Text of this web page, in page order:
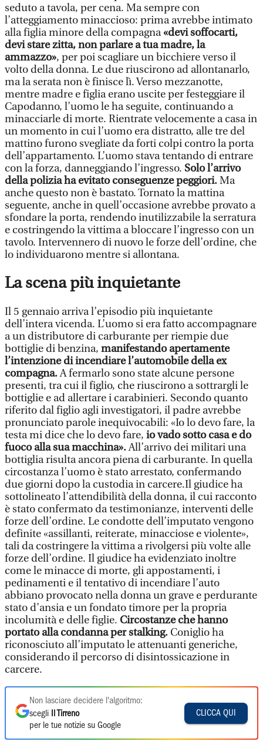
seduto a tavola, per cena. Ma sempre con
l’atteggiamento minaccioso: prima avrebbe intimato
alla figlia minore della compagna«devi soffocarti,
devi stare zitta, non parlare a tua madre, la
ammazzo», per poi scagliare un bicchiere verso il
volto della donna. Le due riuscirono ad allontanarlo,
ma la serata non è finisce lì. Verso mezzanotte,
mentre madre e figlia erano uscite per festeggiare il
Capodanno, l’uomo le ha seguite, continuando a
minacciarle di morte. Rientrate velocemente a casa in
un momento in cui l’uomo era distratto, alle tre del
mattino furono svegliate da forti colpi contro la porta
dell’appartamento. L’uomo stava tentando di entrare
con la forza, danneggiando l’ingresso. Solo l’arrivo
della polizia ha evitato conseguenze peggiori.Ma
anche questo non è bastato. Tornato la mattina
seguente, anche in quell’occasione avrebbe provato a
sfondare la porta, rendendo inutilizzabile la serratura
e costringendo la vittima a bloccare l’ingresso con un
tavolo. Intervennero di nuovo le forze dell’ordine, che
lo individuarono mentre si allontana.
La scena più inquietante
Il 5 gennaio arriva l’episodio più inquietante
dell’intera vicenda. L’uomo si era fatto accompagnare
a un distributore di carburante per riempie due
bottiglie di benzina, manifestando apertamente
l’intenzione di incendiare l’automobile della ex
compagna.A fermarlo sono state alcune persone
presenti, tra cui il figlio, che riuscirono a sottrargli le
bottiglie e ad allertare i carabinieri. Secondo quanto
riferito dal figlio agli investigatori, il padre avrebbe
pronunciato parole inequivocabili: «Io lo devo fare, la
testa mi dice che lo devo fare, io vado sotto casa e do
fuoco alla sua macchina».All’arrivo dei militari una
bottiglia risulta ancora piena di carburante. In quella
circostanza l’uomo è stato arrestato, confermando
due giorni dopo la custodia in carcere.Il giudice ha
sottolineato l’attendibilità della donna, il cui racconto
è stato confermato da testimonianze, interventi delle
forze dell’ordine. Le condotte dell’imputato vengono
definite «assillanti, reiterate, minacciose e violente»,
tali da costringere la vittima a rivolgersi più volte alle
forze dell’ordine. Il giudice ha evidenziato inoltre
come le minacce di morte, gli appostamenti, i
pedinamenti e il tentativo di incendiare l’auto
abbiano provocato nella donna un grave e perdurante
stato d’ansia e un fondato timore per la propria
incolumità e delle figlie. Circostanze che hanno
portato alla condanna per stalking. Coniglio ha
riconosciuto all’imputato le attenuanti generiche,
considerando il percorso di disintossicazione in
carcere.
Non lasciare decidere l'algoritmo:
scegli
Il Tirreno
per le tue notizie su Google
CLICCA QUI